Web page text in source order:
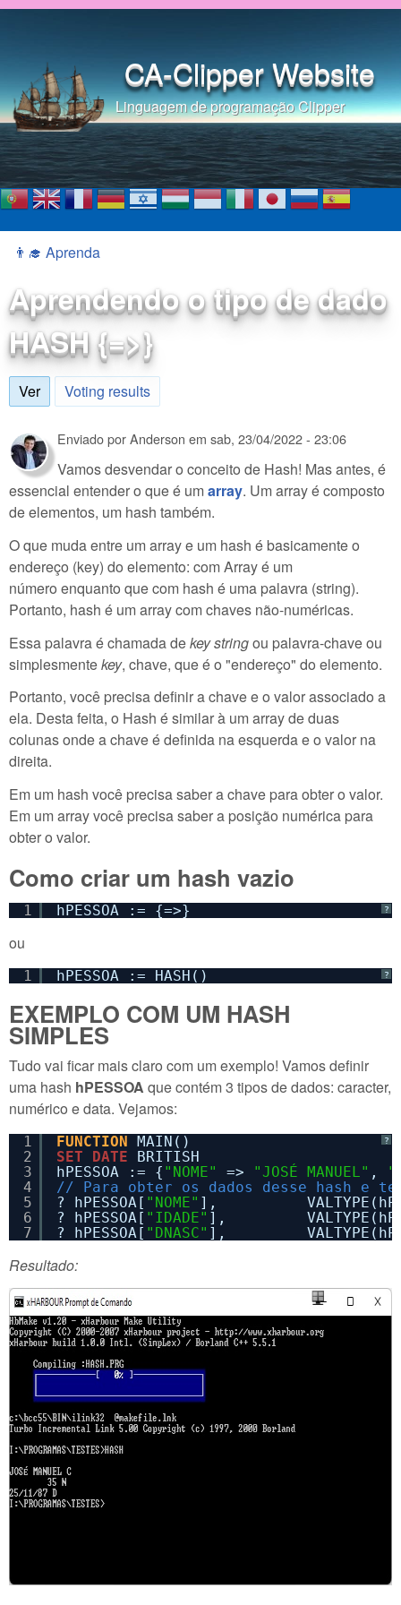
Pular para o conteúdo
CA-Clipper Website
Linguagem de programação Clipper
Você está aqui
👨‍🎓 Aprenda
Aprendendo o tipo de dado
HASH {=>}
Ver(aba ativa)
Voting results
Enviado porAnderson em sab, 23/04/2022 - 23:06
Vamos desvendar o conceito de Hash! Mas antes, é
essencial entender o que é umarray. Um array é composto
de elementos, um hash também.
O que muda entre um array e um hash é basicamente o
endereço (key) do elemento: com Array é um
número enquanto que com hash é uma palavra (string).
Portanto, hash é um array com chaves não-numéricas.
Essa palavra é chamada dekey stringou palavra-chave ou
simplesmentekey, chave, que é o "endereço" do elemento.
Portanto, você precisa definir a chave e o valor associado a
ela. Desta feita, o Hash é similar à um array de duas
colunas onde a chave é definida na esquerda e o valor na
direita.
Em um hash você precisa saber a chave para obter o valor.
Em um array você precisa saber a posição numérica para
obter o valor.
Como criar um hash vazio
?
1 hPESSOA := {=>}
ou
?
1 hPESSOA := HASH()
EXEMPLO COM UM HASH
SIMPLES
Tudo vai ficar mais claro com um exemplo! Vamos definir
uma hash hPESSOA que contém 3 tipos de dados: caracter,
numérico e data. Vejamos:
?
1
2
3
4
5
6
7
FUNCTION MAIN()
SET
DATE
BRITISH
hPESSOA := { "NOME" => "JOSÉ MANUEL" ,
// Para obter os dados desse hash e
? hPESSOA[ "NOME" ],
? hPESSOA[ "IDADE" ],
? hPESSOA[ "DNASC" ],
Resultado: